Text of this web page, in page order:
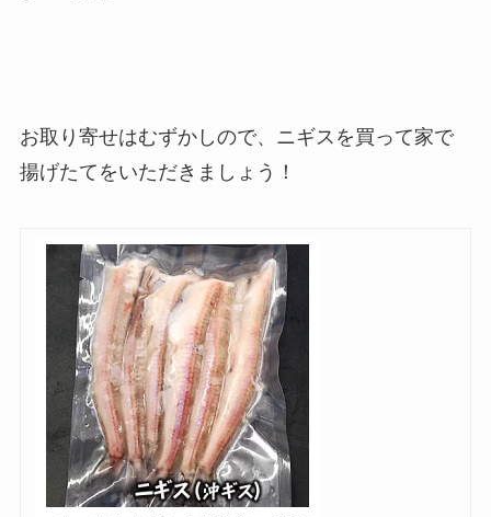
お取り寄せはむずかしので、ニギスを買って家で
揚げたてをいただきましょう！